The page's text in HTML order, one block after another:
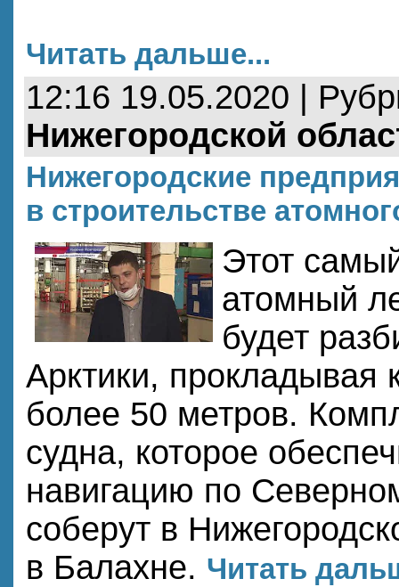
Читать дальше...
12:16 19.05.2020 |
Нижегородской
Нижегородские
в строительстве
Этот
атомный
будет
Арктики, прокладывая
более 50 метров.
судна, которое
навигацию по
соберут в
в Балахне. Читать